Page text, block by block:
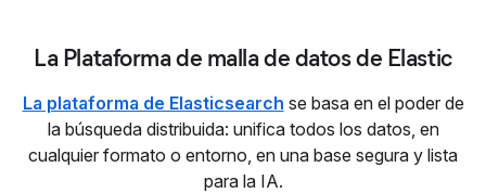
La Plataforma de malla de datos de Elastic
La plataforma de Elasticsearch se basa en el poder de
la búsqueda distribuida: unifica todos los datos, en
cualquier formato o entorno, en una base segura y lista
para la IA.